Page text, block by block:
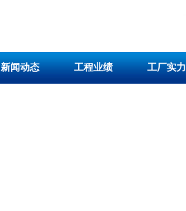
新闻动态 工程业绩 工厂实力